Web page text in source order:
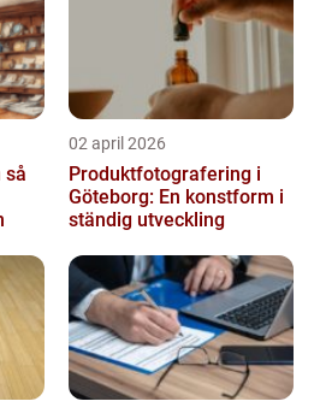
02 april 2026
Produktfotografering i
Göteborg: En konstform i
ständig utveckling